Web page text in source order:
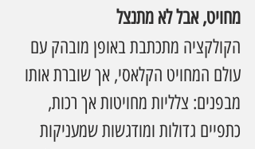
מחויט, אבל לא מתנצל
הקולקציה מתכתבת באופן מובהק עם
עולם המחויט הקלאסי, אך שוברת אותו
מבפנים: צלליות מחויטות אך רכות,
כתפיים גדולות ומודגשות שמעניקות